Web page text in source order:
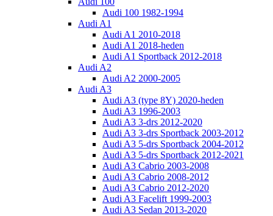
Audi 100 1982-1994
Audi A1
Audi A1 2010-2018
Audi A1 2018-heden
Audi A1 Sportback 2012-2018
Audi A2
Audi A2 2000-2005
Audi A3
Audi A3 (type 8Y) 2020-heden
Audi A3 1996-2003
Audi A3 3-drs 2012-2020
Audi A3 3-drs Sportback 2003-2012
Audi A3 5-drs Sportback 2004-2012
Audi A3 5-drs Sportback 2012-2021
Audi A3 Cabrio 2003-2008
Audi A3 Cabrio 2008-2012
Audi A3 Cabrio 2012-2020
Audi A3 Facelift 1999-2003
Audi A3 Sedan 2013-2020